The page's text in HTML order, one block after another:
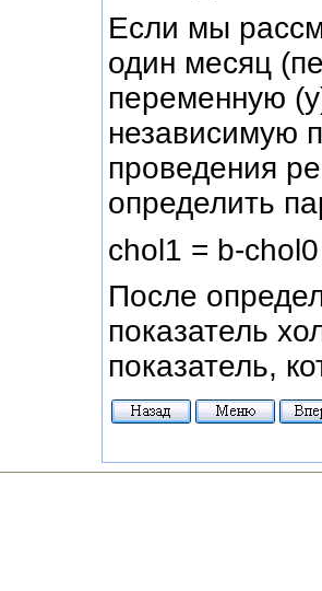
Если мы
один месяц
переменную
независимую
проведения
определить
chol1 = b-
После
показатель
показатель,